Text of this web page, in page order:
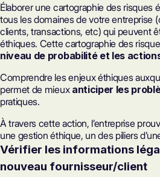
Élaborer une cartographie des risques
tous les domaines de votre entreprise
clients, transactions, etc) qui peuvent
éthiques. Cette cartographie des
niveau de probabilité et les
Comprendre les enjeux éthiques
permet de mieux anticiper les
pratiques.
À travers cette action, l’entreprise
une gestion éthique, un des piliers
Vérifier les informations
nouveau fournisseur/client